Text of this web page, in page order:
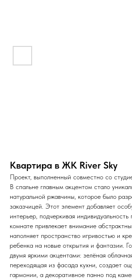
Квартира в ЖК River Sky
Проект, выполненный совместно со
В спальне главным акцентом стало
натуральной ржавчины, которое было
заказчицей. Этот элемент добавляет
интерьер, подчеркивая
комнате привлекает внимание
наполняет пространство игривостью и
ребенка на новые открытия и фантазии.
двумя яркими акцентами: зелёная
переходящая из фасада кухни, создает
гармонии, а декоративное панно под